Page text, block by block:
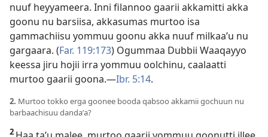
nuuf heyyameera. Inni filannoo gaarii akkamitti akka
goonu nu barsiisa, akkasumas murtoo isa
gammachiisu yommuu goonu akka nuuf milkaaʼu nu
gargaara. (Far. 119:173) Ogummaa Dubbii Waaqayyo
keessa jiru hojii irra yommuu oolchinu, caalaatti
murtoo gaarii goona.—Ibr. 5:14.
2. Murtoo tokko erga goonee booda qabsoo akkamii gochuun nu
barbaachisuu dandaʼa?
2